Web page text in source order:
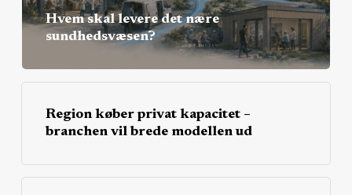
Hvem skal levere det nære
sundhedsvæsen?
Region køber privat kapacitet –
branchen vil brede modellen ud